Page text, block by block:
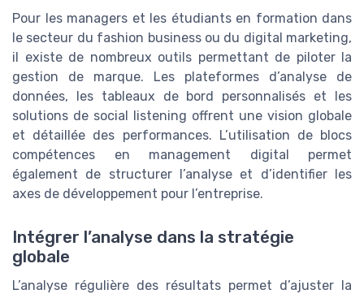
Pour les managers et les étudiants en formation dans
le secteur du fashion business ou du digital marketing,
il existe de nombreux outils permettant de piloter la
gestion de marque. Les plateformes d’analyse de
données, les tableaux de bord personnalisés et les
solutions de social listening offrent une vision globale
et détaillée des performances. L’utilisation de blocs
compétences en management digital permet
également de structurer l’analyse et d’identifier les
axes de développement pour l’entreprise.
Intégrer l’analyse dans la stratégie
globale
L’analyse régulière des résultats permet d’ajuster la